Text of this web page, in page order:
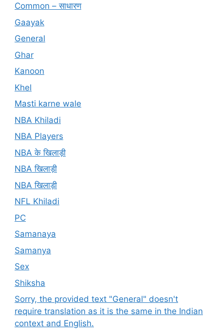
Common – साधारण
Gaayak
General
Ghar
Kanoon
Khel
Masti karne wale
NBA Khiladi
NBA Players
NBA के खिलाड़ी
NBA खिलाड़ी
NBA खिलाड़ी
NFL Khiladi
PC
Samanaya
Samanya
Sex
Shiksha
Sorry, the provided text "General" doesn't
require translation as it is the same in the Indian
context and English.